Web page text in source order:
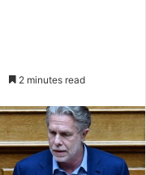
2 minutes read